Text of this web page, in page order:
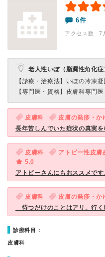
6件
アクセス数 7
老人性いぼ（脂漏性角化症
【診療・治療法】 いぼの冷凍凝
【専門医・資格】 皮膚科専門医
皮膚科 皮膚の発疹・か
長年苦しんでいた症状の真実を
皮膚科 アトピー性皮膚
5.0
アトピーさんにもおススメです
皮膚科 皮膚の発疹・か
待つだけのことはアリ。行く
診療科目：
皮膚科